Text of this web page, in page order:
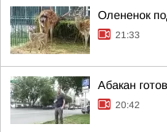
Олененок
21:33
Абакан
20:42